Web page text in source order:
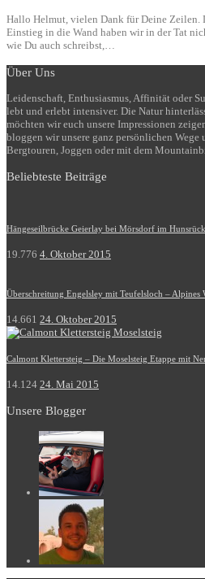
Hallo Helmut, vielen Dank für Deine Zeilen.
Einstieg in die Wand haben wir in der Tat
wie Du auch schreibst,…
Über Uns
Leidenschaft, Enthusiasmus, Affinität oder
lebt und erlebt intensiver. Die Natur
möchten wir euch unsere Impressionen
bloggen wir unsere ganz persönlichen Wege
Bergtouren, Joggen oder mit dem
Beliebteste Beiträge
Hängeseilbrücke Geierlay bei Mörsdorf im
19.776 4. Oktober 2015
Überschreitung Engelsley mit Teufelsloch – Alpines
14.661 24. Oktober 2015
Calmont Klettersteig – Die Moselsteig Etappe mit
14.124 24. Mai 2015
Unsere Blogger